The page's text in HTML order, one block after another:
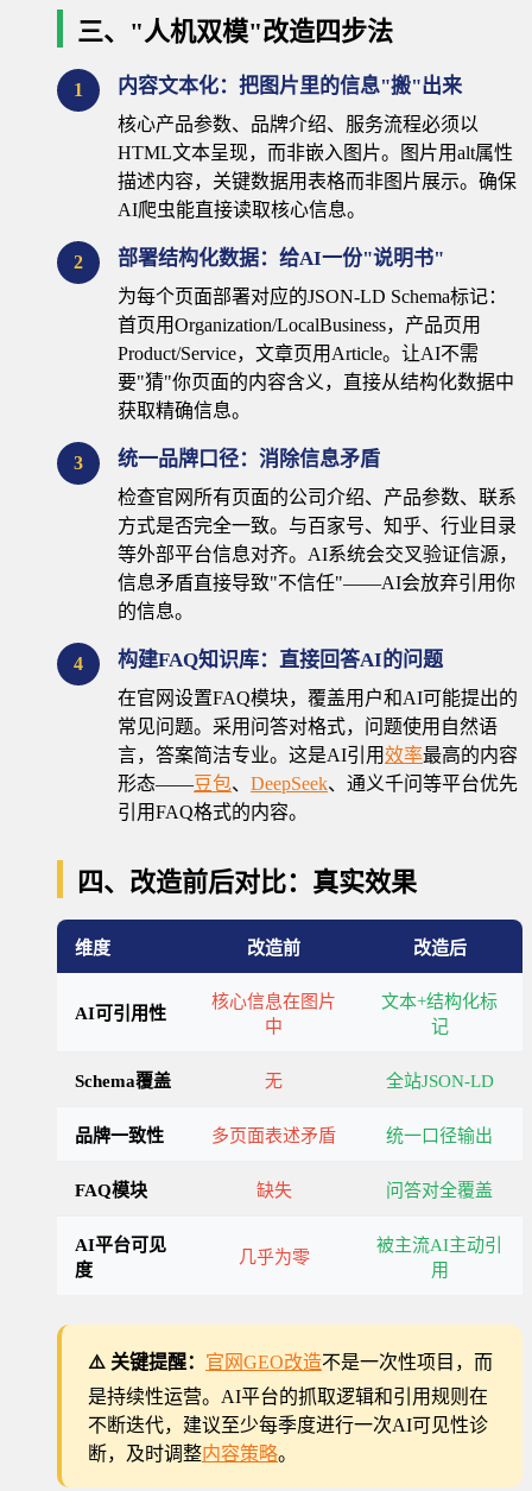
三、"人机双模"改造四步法
1 内容文本化：把图片里的信息"搬"出来
核心产品参数、品牌介绍、服务流程必须以
HTML文本呈现，而非嵌入图片。图片用alt属性
描述内容，关键数据用表格而非图片展示。确保
AI爬虫能直接读取核心信息。
2 部署结构化数据：给AI一份"说明书"
为每个页面部署对应的JSON-LD Schema标记：
首页用Organization/LocalBusiness，产品页用
Product/Service，文章页用Article。让AI不需
要"猜"你页面的内容含义，直接从结构化数据中
获取精确信息。
3 统一品牌口径：消除信息矛盾
检查官网所有页面的公司介绍、产品参数、联系
方式是否完全一致。与百家号、知乎、行业目录
等外部平台信息对齐。AI系统会交叉验证信源，
信息矛盾直接导致"不信任"——AI会放弃引用你
的信息。
4 构建FAQ知识库：直接回答AI的问题
在官网设置FAQ模块，覆盖用户和AI可能提出的
常见问题。采用问答对格式，问题使用自然语
言，答案简洁专业。这是AI引用效率最高的内容
形态——豆包、 DeepSeek、通义千问等平台优先
引用FAQ格式的内容。
四、改造前后对比：真实效果
维度 改造前 改造后
AI可引用性
核心信息在图片
中
文本+结构化标
记
Schema覆盖 无 全站JSON-LD
品牌一致性 多页面表述矛盾 统一口径输出
FAQ模块 缺失 问答对全覆盖
AI平台可见
度
几乎为零
被主流AI主动引
用
⚠️ 关键提醒： 官网GEO改造不是一次性项目，而
是持续性运营。AI平台的抓取逻辑和引用规则在
不断迭代，建议至少每季度进行一次AI可见性诊
断，及时调整内容策略。